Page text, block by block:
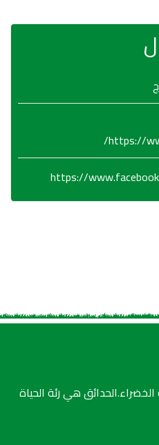
https://
https://
هي رئة الحياة